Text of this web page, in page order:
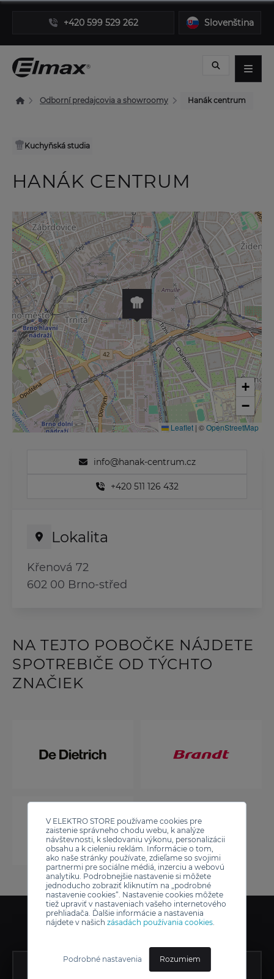
V ELEKTRO STORE používame cookies pre
zaistenie správneho chodu webu, k analýze
návštevnosti, k sledovaniu výkonu, personalizácii
obsahu a k cieleniu reklám. Informácie o tom,
ako naše stránky používate, zdieľame so svojimi
partnermi pre sociálne médiá, inzerciu a webovú
analytiku. Podrobnejšie nastavenie si môžete
jednoducho zobraziť kliknutím na „podrobné
nastavenie cookies“. Nastavenie cookies môžete
tiež upraviť v nastaveniach vašeho internetového
prehliadača. Ďalšie informácie a nastavenia
nájdete v našich zásadách používania cookies.
Podrobné nastavenia Rozumiem
+420 599 529 262 Slovenština
Odborní predajcovia a showroomy Hanák centrum
Kuchyňská studia
HANÁK CENTRUM
info@hanak-centrum.cz
+420 511 126 432
Lokalita
Křenová 72
602 00 Brno-střed
+
−
Leaflet | ©OpenStreetMap
NA TEJTO POBOČKE NÁJDETE
SPOTREBIČE OD TÝCHTO
ZNAČIEK
ZÍSKAJTE EXKLUZÍVNE